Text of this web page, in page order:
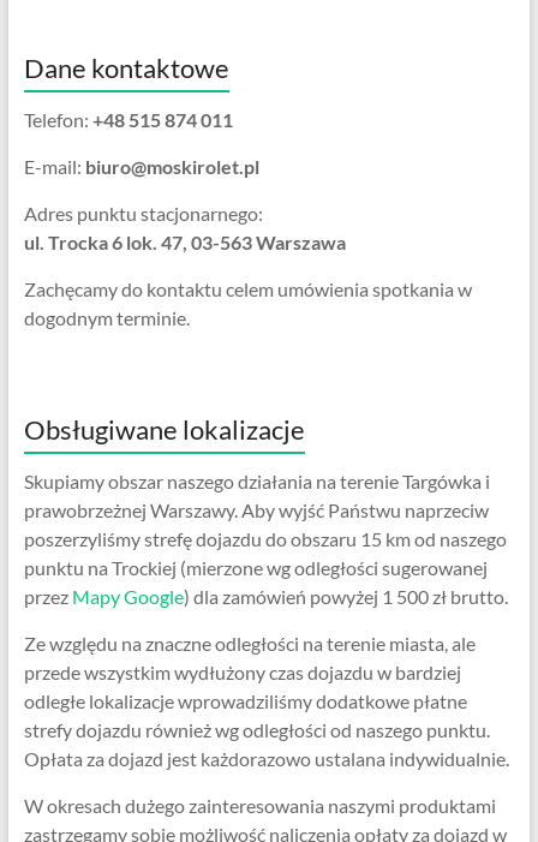
Dane kontaktowe
Telefon: +48 515 874 011
E-mail: biuro@moskirolet.pl
Adres punktu stacjonarnego:
ul. Trocka 6 lok. 47, 03-563 Warszawa
Zachęcamy do kontaktu celem umówienia spotkania w
dogodnym terminie.
Obsługiwane lokalizacje
Skupiamy obszar naszego działania na terenie Targówka i
prawobrzeżnej Warszawy. Aby wyjść Państwu naprzeciw
poszerzyliśmy strefę dojazdu do obszaru 15 km od naszego
punktu na Trockiej (mierzone wg odległości sugerowanej
przez Mapy Google) dla zamówień powyżej 1 500 zł brutto.
Ze względu na znaczne odległości na terenie miasta, ale
przede wszystkim wydłużony czas dojazdu w bardziej
odległe lokalizacje wprowadziliśmy dodatkowe płatne
strefy dojazdu również wg odległości od naszego punktu.
Opłata za dojazd jest każdorazowo ustalana indywidualnie.
W okresach dużego zainteresowania naszymi produktami
zastrzegamy sobie możliwość naliczenia opłaty za dojazd w